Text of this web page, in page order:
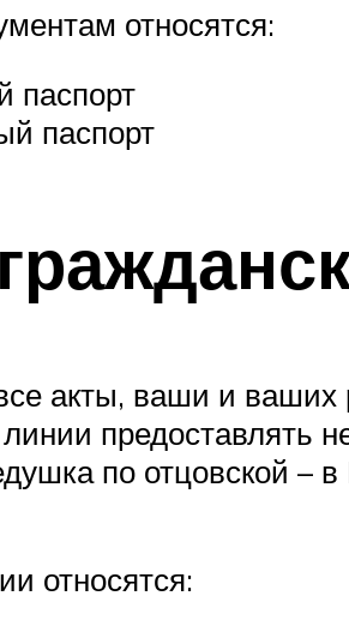
относятся:
паспорт
паспорт
акты, ваши и ваших
предоставлять
по отцовской –
относятся: